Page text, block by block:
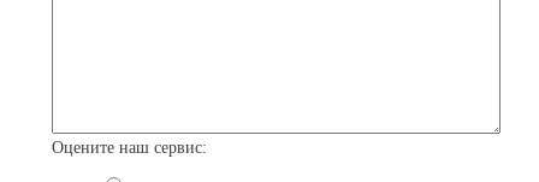
Оцените наш сервис: